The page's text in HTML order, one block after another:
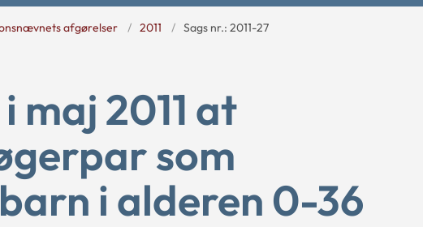
afgørelser 2011 Sags nr.: 2011-27
maj 2011 at
som
i alderen 0-36